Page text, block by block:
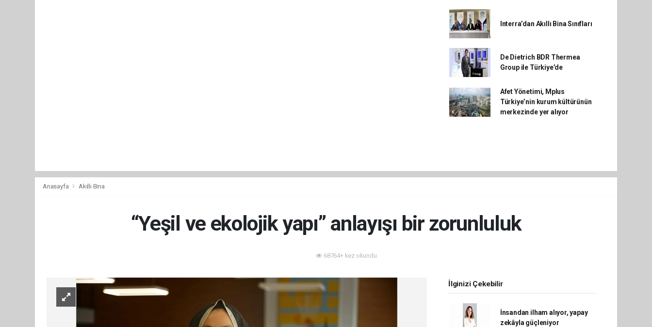
Interra’dan Akıllı Bina Sınıfları
De Dietrich BDR Thermea
Group ile Türkiye’de
Afet Yönetimi, Mplus
Türkiye’nin kurum kültürünün
merkezinde yer alıyor
Anasayfa Akıllı Bina
“Yeşil ve ekolojik yapı” anlayışı bir zorunluluk
68764+ kez okundu.
İlginizi Çekebilir
İnsandan ilham alıyor, yapay
zekâyla güçleniyor